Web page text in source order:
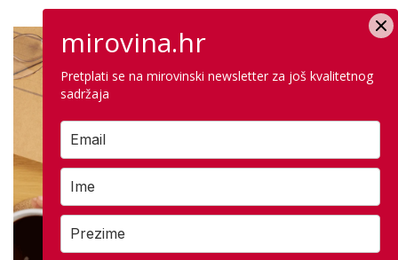
mirovina.hr
Pretplati se na mirovinski newsletter za još kvalitetnog
sadržaja